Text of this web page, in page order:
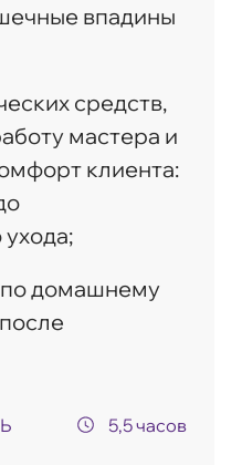
впадины
средств,
мастера и
клиента:
домашнему
5,5 часов